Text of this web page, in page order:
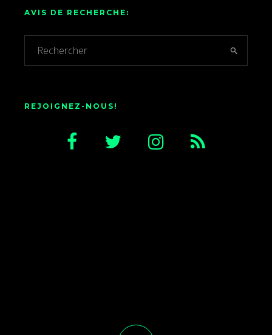
AVIS DE RECHERCHE:
REJOIGNEZ-NOUS!